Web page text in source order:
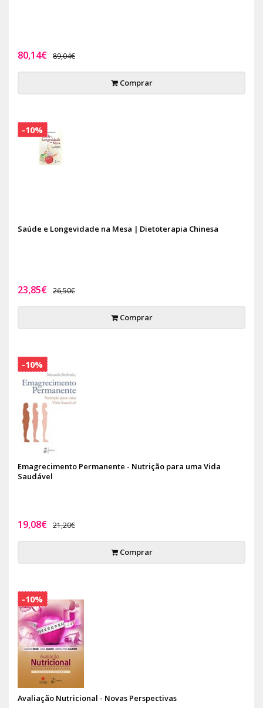
80,14€ 89,04€
Comprar
Saúde e Longevidade na Mesa | Dietoterapia Chinesa
23,85€ 26,50€
Comprar
-10%
Emagrecimento Permanente - Nutrição para uma Vida
Saudável
19,08€ 21,20€
Comprar
-10%
Avaliação Nutricional - Novas Perspectivas
-10%